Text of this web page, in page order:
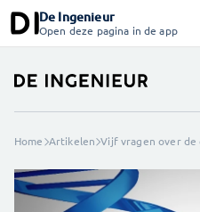
De Ingenieur
Open deze pagina in de app
Home Artikelen Vijf vragen over de